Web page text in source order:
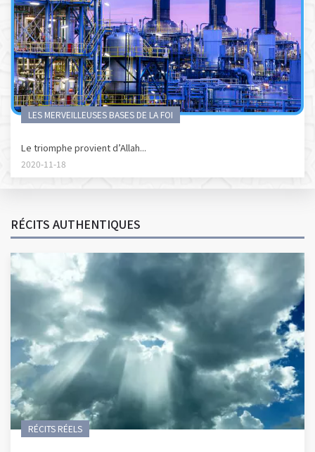
LES MERVEILLEUSES BASES DE LA FOI
Le triomphe provient d’Allah...
2020-11-18
RÉCITS AUTHENTIQUES
RÉCITS RÉELS